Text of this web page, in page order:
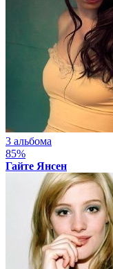
3 альбома
85%
Гайте Янсен